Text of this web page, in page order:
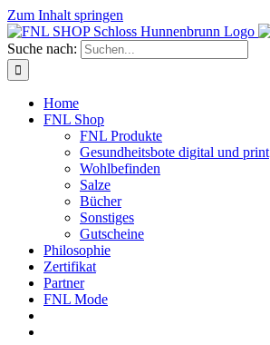
Zum Inhalt springen
Suche nach:
Home
FNL Shop
FNL Produkte
Gesundheitsbote digital und print
Wohlbefinden
Salze
Bücher
Sonstiges
Gutscheine
Philosophie
Zertifikat
Partner
FNL Mode